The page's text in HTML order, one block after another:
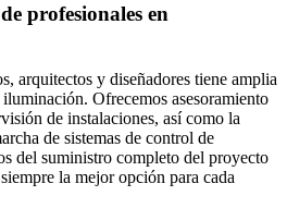
profesionales en
arquitectos y diseñadores tiene amplia
Ofrecemos asesoramiento
de instalaciones, así como la
de sistemas de control de
del suministro completo del proyecto
la mejor opción para cada